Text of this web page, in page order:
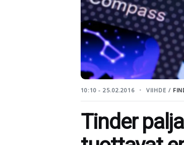
10:10 - 25.02.2016 VIIHDE /
Tinder